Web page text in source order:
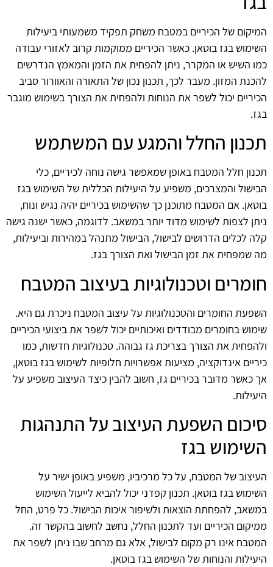
המיקום של הכיריים במטבח משחק תפקיד משמעותי ביעילות
השימוש בגז בוטאן. כאשר הכיריים ממוקמות קרוב לאזורי עבודה
כמו השיש או המקרר, ניתן להפחית את הזמן והמאמץ הנדרשים
להכנת המזון. מעבר לכך, תכנון נכון של התאורה והאוורור סביב
הכיריים יכול לשפר את הנוחות ולהפחית את הצורך בשימוש מוגבר
בגז.
תכנון החלל והמגע עם המשתמש
תכנון חלל המטבח באופן שמאפשר גישה נוחה לכיריים, כלי
הבישול והמצרכים, משפיע על היעילות הכללית של השימוש בגז
בוטאן. אם המטבח מתוכנן כך שהשימוש בכיריים יהיה נגיש ונוח,
ניתן לצפות לשימוש מדוד יותר במשאב. לדוגמה, כאשר ישנה גישה
קלה לכלים הדרושים לבישול, הבישול מתנהל במהירות וביעילות,
מה שמפחית את זמן הבישול ואת הצורך בגז.
חומרים וטכנולוגיות בעיצוב המטבח
השפעת החומרים והטכנולוגיות על עיצוב המטבח ניכרת גם היא.
שימוש בחומרים מבודדים ואיכותיים יכול לשפר את ביצועי הכיריים
ולהפחית את הצורך בצריכת גז גבוהה. טכנולוגיות חדשות, כמו
כיריים אינדוקציה, מציעות אפשרויות חלופיות לשימוש בגז בוטאן,
אך כאשר מדובר בכיריים גז, חשוב להבין כיצד העיצוב משפיע על
היעילות.
סיכום השפעת העיצוב על התנהגות
השימוש בגז
העיצוב של המטבח, על כל מרכיביו, משפיע באופן ישיר על
השימוש בגז בוטאן. תכנון קפדני יכול להביא לייעול השימוש
במשאב, להפחתת הוצאות ולשיפור איכות הבישול. כל פרט, החל
ממיקום הכיריים ועד לתכנון החלל, נחשב לחשוב בהקשר זה.
המטבח אינו רק מקום לבישול, אלא גם מרחב שבו ניתן לשפר את
היעילות והנוחות של השימוש בגז בוטאן.